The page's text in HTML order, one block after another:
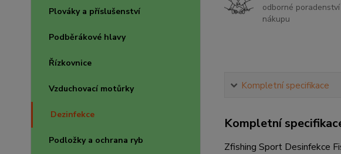
Plováky a příslušenství
Podběrákové hlavy
Řízkovnice
Vzduchovací motůrky
Dezinfekce
Podložky a ochrana ryb
odborné
nákupu
Kompletní specifikace
Kompletní
Zfishing Sport Desinfekce